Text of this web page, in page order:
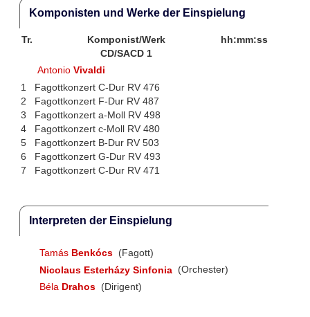
Komponisten und Werke der Einspielung
Tr. Komponist/Werk
hh:mm:ss
CD/SACD 1
AntonioVivaldi
1
Fagottkonzert C-Dur RV 476
2
Fagottkonzert F-Dur RV 487
3
Fagottkonzert a-Moll RV 498
4
Fagottkonzert c-Moll RV 480
5
Fagottkonzert B-Dur RV 503
6
Fagottkonzert G-Dur RV 493
7
Fagottkonzert C-Dur RV 471
Interpreten der Einspielung
Tamás Benkócs (Fagott)
Nicolaus Esterházy Sinfonia (Orchester)
Béla Drahos (Dirigent)